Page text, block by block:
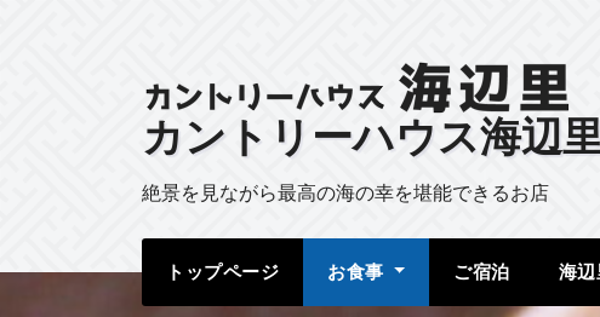
カントリーハウス海辺
絶景を見ながら最高の海の幸を堪能できるお店
トップページ お食事 ご宿泊 海辺